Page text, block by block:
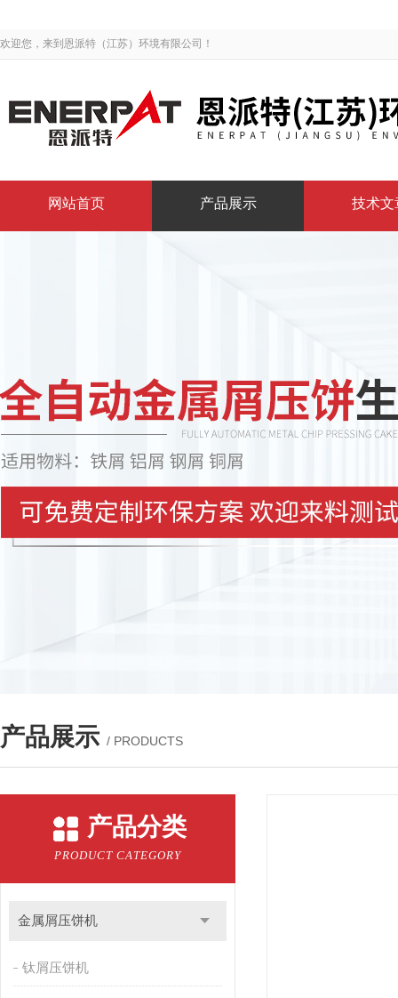
欢迎您，来到恩派特（江苏）环境有限公司！
网站首页 产品展示 技术文
产品展示 / PRODUCTS
产品分类
PRODUCT CATEGORY
金属屑压饼机
钛屑压饼机